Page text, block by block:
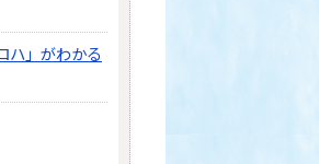
ハ」がわかる